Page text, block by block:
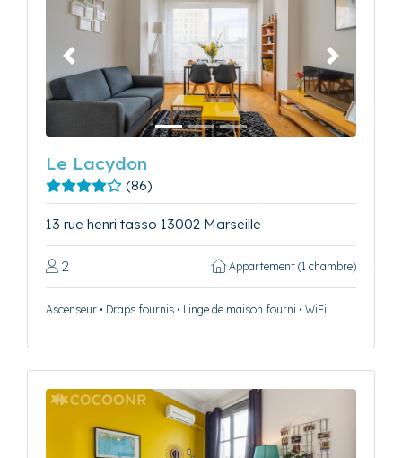
Précédent Suivant
Le Lacydon
(86)
13 rue henri tasso 13002 Marseille
2 Appartement (1 chambre)
Ascenseur • Draps fournis • Linge de maison fourni • WiFi